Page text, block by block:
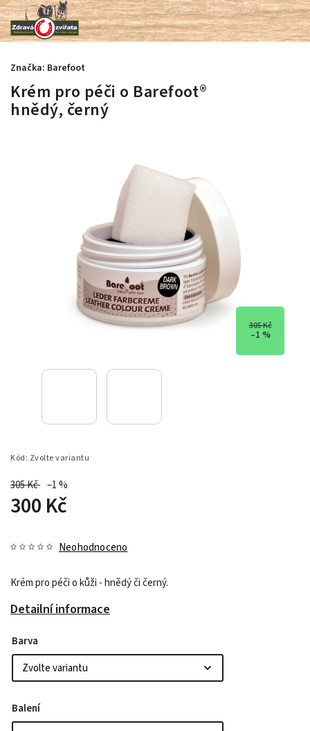
Krém pro péči o Barefoot®
hnědý, černý
305 Kč
–1 %
Kód: Zvolte variantu
305 Kč –1 %
300 Kč
Neohodnoceno
Krém pro péči o kůži - hnědý či černý.
Detailní informace
Značka: Barefoot
Barva
Balení